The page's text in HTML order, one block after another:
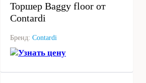
Торшер Baggy floor от
Contardi
Бренд: Contardi
Узнать цену